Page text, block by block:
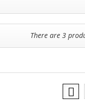
There are 3